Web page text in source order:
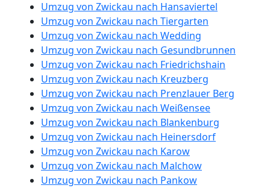
Umzug von Zwickau nach Hansaviertel
Umzug von Zwickau nach Tiergarten
Umzug von Zwickau nach Wedding
Umzug von Zwickau nach Gesundbrunnen
Umzug von Zwickau nach Friedrichshain
Umzug von Zwickau nach Kreuzberg
Umzug von Zwickau nach Prenzlauer Berg
Umzug von Zwickau nach Weißensee
Umzug von Zwickau nach Blankenburg
Umzug von Zwickau nach Heinersdorf
Umzug von Zwickau nach Karow
Umzug von Zwickau nach Malchow
Umzug von Zwickau nach Pankow